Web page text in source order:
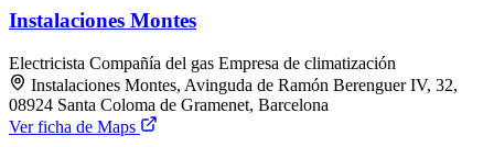
Instalaciones Montes
Electricista Compañía del gas Empresa de climatización
Instalaciones Montes, Avinguda de Ramón Berenguer IV, 32,
08924 Santa Coloma de Gramenet, Barcelona
Ver ficha de Maps